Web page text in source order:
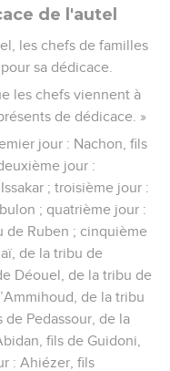
de l'autel
les chefs de familles
sa dédicace.
les chefs viennent à
de dédicace. »
jour : Nachon, fils
jour :
; troisième jour :
; quatrième jour :
de Ruben ; cinquième
de la tribu de
Déouel, de la tribu de
de la tribu
de Pedassour, de la
fils de Guidoni,
: Ahiézer, fils